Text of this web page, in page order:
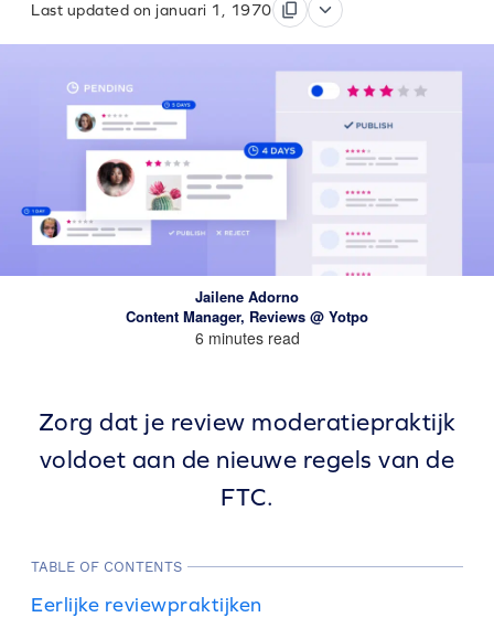
Last updated on januari 1, 1970
Jailene Adorno
Content Manager, Reviews @ Yotpo
6 minutes read
Zorg dat je review moderatiepraktijk
voldoet aan de nieuwe regels van de
FTC.
TABLE OF CONTENTS
Eerlijke reviewpraktijken